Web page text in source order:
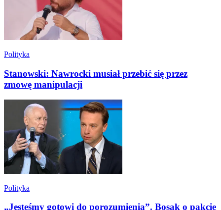
Polityka
Stanowski: Nawrocki musiał przebić się przez
zmowę manipulacji
Polityka
„Jesteśmy gotowi do porozumienia”. Bosak o pakcie